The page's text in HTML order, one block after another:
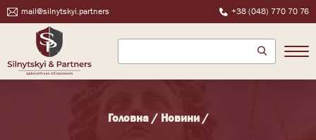
mail@silnytskyi.partners +38 (048) 770 70 76
Головна/ Новини/